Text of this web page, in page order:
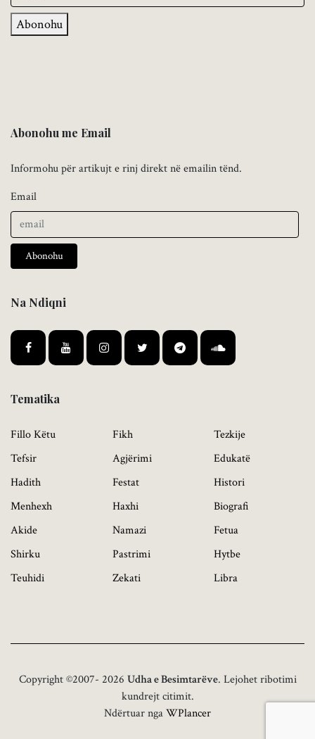
Abonohu
Abonohu me Email
Informohu për artikujt e rinj direkt në emailin tënd.
Email
Abonohu
Na Ndiqni
Tematika
Fillo Këtu
Tefsir
Hadith
Menhexh
Akide
Shirku
Teuhidi
Fikh
Agjërimi
Festat
Haxhi
Namazi
Pastrimi
Zekati
Tezkije
Edukatë
Histori
Biografi
Fetua
Hytbe
Libra
Copyright ©2007- 2026 Udha e Besimtarëve. Lejohet ribotimi
kundrejt citimit.
Ndërtuar ngaWPlancer